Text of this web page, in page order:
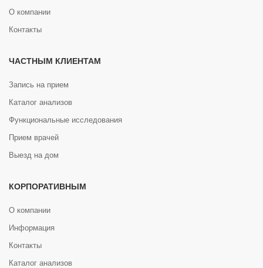
О компании
Контакты
ЧАСТНЫМ КЛИЕНТАМ
Запись на прием
Каталог анализов
Функциональные исследования
Прием врачей
Выезд на дом
КОРПОРАТИВНЫМ
О компании
Информация
Контакты
Каталог анализов